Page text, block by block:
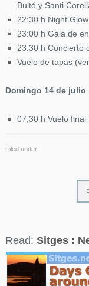
Bultó y Santi
22:30 h Night
23:00 h Gala de
23:30 h Concierto
Vuelo de tapas
Domingo 14 de julio
07,30 h Vuelo final
Filed under:
Read: Sitges :